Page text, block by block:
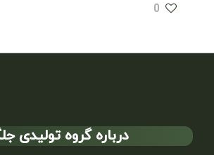
0
درباره گروه تولیدی